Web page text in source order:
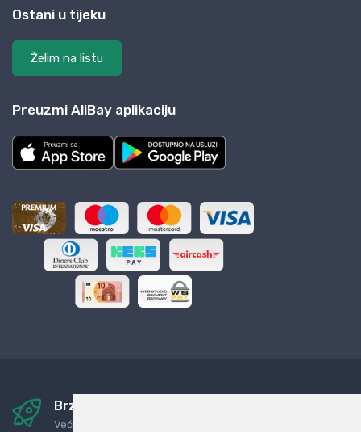
Ostani u tijeku
Želim na listu
Preuzmi AliBay aplikaciju
Brza i sigurna dostava
Već za nekoliko dana kod vas